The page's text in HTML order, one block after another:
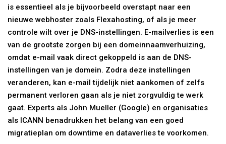
is essentieel als je bijvoorbeeld overstapt naar een
nieuwe webhoster zoals Flexahosting, of als je meer
controle wilt over je DNS-instellingen. E-mailverlies is een
van de grootste zorgen bij een domeinnaamverhuizing,
omdat e-mail vaak direct gekoppeld is aan de DNS-
instellingen van je domein. Zodra deze instellingen
veranderen, kan e-mail tijdelijk niet aankomen of zelfs
permanent verloren gaan als je niet zorgvuldig te werk
gaat. Experts als John Mueller (Google) en organisaties
als ICANN benadrukken het belang van een goed
migratieplan om downtime en dataverlies te voorkomen.